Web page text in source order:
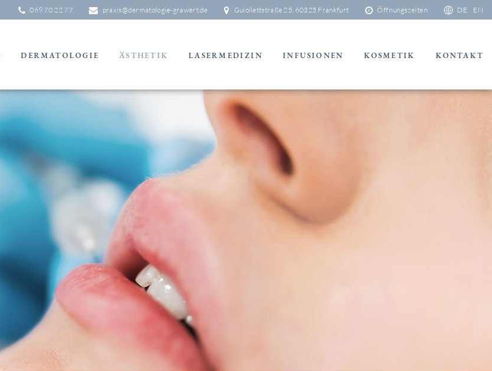
069 70 22 77 praxis@dermatologie-grawert.de Guiollettstraße 25, 60325 Frankfurt Öffnungszeiten DE EN
DERMATOLOGIE ÄSTHETIK LASERMEDIZIN INFUSIONEN KOSMETIK KONTAKT